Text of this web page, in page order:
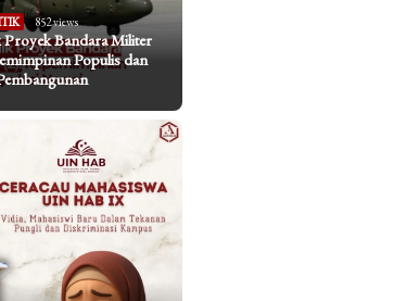
852 views
Bandara Militer
Populis dan